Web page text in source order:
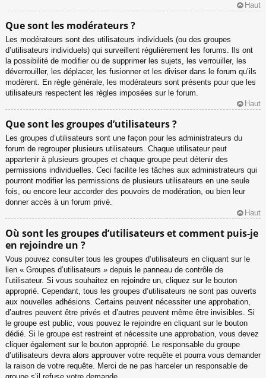
Haut
Que sont les modérateurs ?
Les modérateurs sont des utilisateurs individuels (ou des groupes
d’utilisateurs individuels) qui surveillent régulièrement les forums. Ils ont
la possibilité de modifier ou de supprimer les sujets, les verrouiller, les
déverrouiller, les déplacer, les fusionner et les diviser dans le forum qu’ils
modèrent. En règle générale, les modérateurs sont présents pour que les
utilisateurs respectent les règles imposées sur le forum.
Haut
Que sont les groupes d’utilisateurs ?
Les groupes d’utilisateurs sont une façon pour les administrateurs du
forum de regrouper plusieurs utilisateurs. Chaque utilisateur peut
appartenir à plusieurs groupes et chaque groupe peut détenir des
permissions individuelles. Ceci facilite les tâches aux administrateurs qui
pourront modifier les permissions de plusieurs utilisateurs en une seule
fois, ou encore leur accorder des pouvoirs de modération, ou bien leur
donner accès à un forum privé.
Haut
Où sont les groupes d’utilisateurs et comment puis-je
en rejoindre un ?
Vous pouvez consulter tous les groupes d’utilisateurs en cliquant sur le
lien « Groupes d’utilisateurs » depuis le panneau de contrôle de
l’utilisateur. Si vous souhaitez en rejoindre un, cliquez sur le bouton
approprié. Cependant, tous les groupes d’utilisateurs ne sont pas ouverts
aux nouvelles adhésions. Certains peuvent nécessiter une approbation,
d’autres peuvent être privés et d’autres peuvent même être invisibles. Si
le groupe est public, vous pouvez le rejoindre en cliquant sur le bouton
dédié. Si le groupe est restreint et nécessite une approbation, vous devez
cliquer également sur le bouton approprié. Le responsable du groupe
d’utilisateurs devra alors approuver votre requête et pourra vous demander
la raison de votre requête. Merci de ne pas harceler un responsable de